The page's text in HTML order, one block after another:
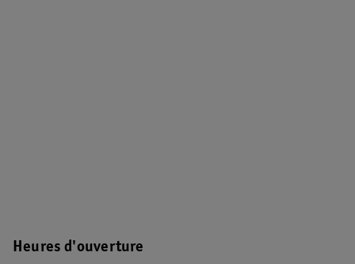
Heures d'ouverture